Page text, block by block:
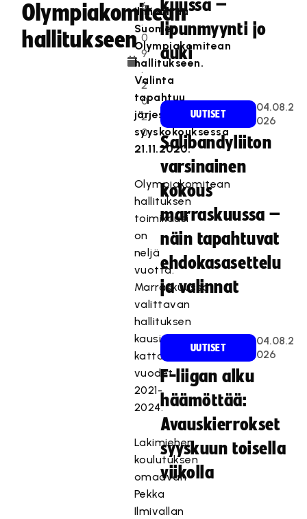
Olympiakomitean
hallitukseen
6
.
0
9
.
2
0
2
0
Ilmivaltaa
Suomen
Olympiakomitean
hallitukseen.
Valinta
tapahtuu
järjestön
syyskokouksessa
21.11.2020.
Olympiakomitean
hallituksen
toimikausi
on
neljä
vuotta.
Marraskuussa
valittavan
hallituksen
kausi
kattaa
vuodet
2021-
2024.
Lakimiehen
koulutuksen
omaavan
Pekka
Ilmivallan
kuussa –
lipunmyynti jo
auki
UUTISET
04.08.2
026
Salibandyliiton
varsinainen
kokous
marraskuussa –
näin tapahtuvat
ehdokasasettelu
ja valinnat
UUTISET
04.08.2
026
F-liigan alku
häämöttää:
Avauskierrokset
syyskuun toisella
viikolla